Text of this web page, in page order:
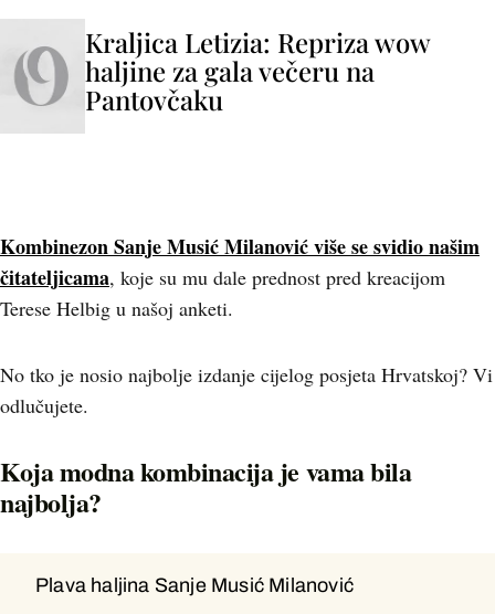
Kraljica Letizia: Repriza wow
haljine za gala večeru na
Pantovčaku
Kombinezon Sanje Musić Milanović više se svidio našim
čitateljicama, koje su mu dale prednost pred kreacijom
Terese Helbig u našoj anketi.
No tko je nosio najbolje izdanje cijelog posjeta Hrvatskoj? Vi
odlučujete.
Koja modna kombinacija je vama bila
najbolja?
Plava haljina Sanje Musić Milanović
Plava haljina Sanje Musić Milanović